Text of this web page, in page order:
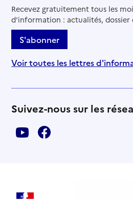
Recevez gratuitement tous les
d'information : actualités, dossier
S'abonner
Voir toutes les lettres
Suivez-nous sur les